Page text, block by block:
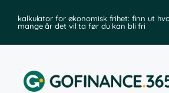
kalkulator for økonomisk frihet: finn ut
mange år det vil ta før du kan bli fri